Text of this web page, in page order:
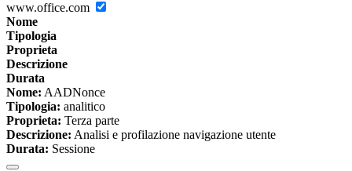
www.office.com
Nome
Tipologia
Proprieta
Descrizione
Durata
Nome: AADNonce
Tipologia: analitico
Proprieta: Terza parte
Descrizione: Analisi e profilazione navigazione utente
Durata: Sessione